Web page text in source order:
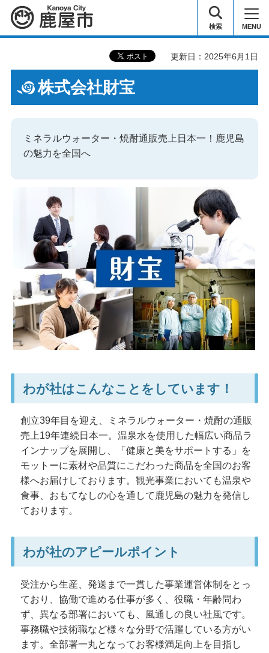
鹿屋市 検索 MENU
更新日：2025年6月1日
株式会社財宝
ミネラルウォーター・焼酎通販売上日本一！鹿児島
の魅力を全国へ
わが社はこんなことをしています！
創立39年目を迎え、ミネラルウォーター・焼酎の通販
売上19年連続日本一。温泉水を使用した幅広い商品ラ
インナップを展開し、「健康と美をサポートする」を
モットーに素材や品質にこだわった商品を全国のお客
様へお届けしております。観光事業においても温泉や
食事、おもてなしの心を通して鹿児島の魅力を発信し
ております。
わが社のアピールポイント
受注から生産、発送まで一貫した事業運営体制をとっ
ており、協働で進める仕事が多く、役職・年齢問わ
ず、異なる部署においても、風通しの良い社風です。
事務職や技術職など様々な分野で活躍している方がい
ます。全部署一丸となってお客様満足向上を目指し